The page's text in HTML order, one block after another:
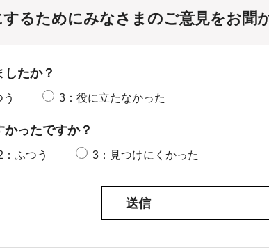
るためにみなさまのご意見をお聞
たか？
3：役に立たなかった
ったですか？
：ふつう 3：見つけにくかった